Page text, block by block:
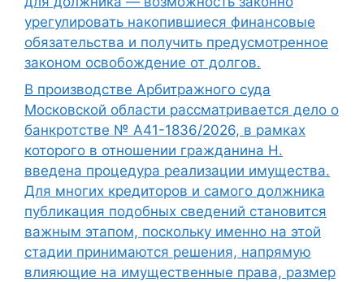
урегулировать накопившиеся финансовые
обязательства и получить предусмотренное
законом освобождение от долгов.
В производстве Арбитражного суда
Московской области рассматривается дело о
банкротстве № А41-1836/2026, в рамках
которого в отношении гражданина Н.
введена процедура реализации имущества.
Для многих кредиторов и самого должника
публикация подобных сведений становится
важным этапом, поскольку именно на этой
стадии принимаются решения, напрямую
влияющие на имущественные права, размер